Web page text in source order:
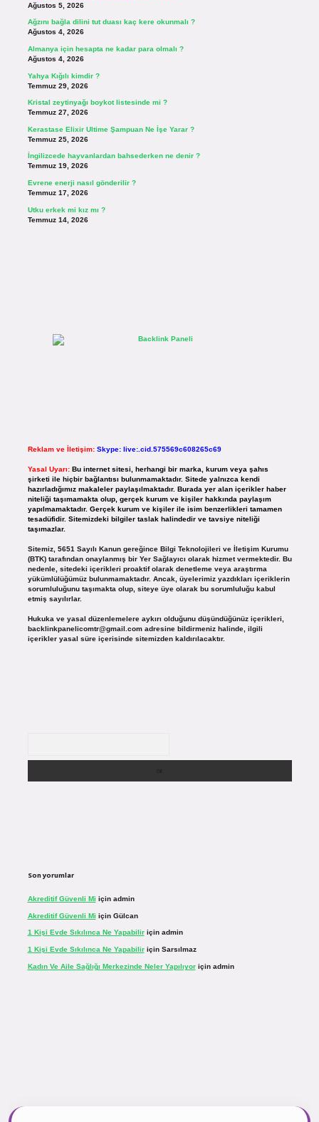
Ağustos 5, 2026
Ağzını bağla dilini tut duası kaç kere okunmalı ?
Ağustos 4, 2026
Almanya için hesapta ne kadar para olmalı ?
Ağustos 4, 2026
Yahya Kığılı kimdir ?
Temmuz 29, 2026
Kristal zeytinyağı boykot listesinde mi ?
Temmuz 27, 2026
Kerastase Elixir Ultime Şampuan Ne İşe Yarar ?
Temmuz 25, 2026
İngilizcede hayvanlardan bahsederken ne denir ?
Temmuz 19, 2026
Evrene enerji nasıl gönderilir ?
Temmuz 17, 2026
Utku erkek mi kız mı ?
Temmuz 14, 2026
Reklam ve İletişim: Skype: live:.cid.575569c608265c69
Yasal Uyarı: Bu internet sitesi, herhangi bir marka, kurum veya şahıs
şirketi ile hiçbir bağlantısı bulunmamaktadır. Sitede yalnızca kendi
hazırladığımız makaleler paylaşılmaktadır. Burada yer alan içerikler haber
niteliği taşımamakta olup, gerçek kurum ve kişiler hakkında paylaşım
yapılmamaktadır. Gerçek kurum ve kişiler ile isim benzerlikleri tamamen
tesadüfidir. Sitemizdeki bilgiler taslak halindedir ve tavsiye niteliği
taşımazlar.
Sitemiz, 5651 Sayılı Kanun gereğince Bilgi Teknolojileri ve İletişim Kurumu
(BTK) tarafından onaylanmış bir Yer Sağlayıcı olarak hizmet vermektedir. Bu
nedenle, sitedeki içerikleri proaktif olarak denetleme veya araştırma
yükümlülüğümüz bulunmamaktadır. Ancak, üyelerimiz yazdıkları içeriklerin
sorumluluğunu taşımakta olup, siteye üye olarak bu sorumluluğu kabul
etmiş sayılırlar.
Hukuka ve yasal düzenlemelere aykırı olduğunu düşündüğünüz içerikleri,
backlinkpanelicomtr@gmail.comadresine bildirmeniz halinde, ilgili
içerikler yasal süre içerisinde sitemizden kaldırılacaktır.
Son yorumlar
Akreditif Güvenli Mi için admin
Akreditif Güvenli Mi için Gülcan
1 Kişi Evde Sıkılınca Ne Yapabiliriçin admin
1 Kişi Evde Sıkılınca Ne Yapabiliriçin Sarsılmaz
Kadın Ve Aile Sağlığı Merkezinde Neler Yapılıyoriçin admin